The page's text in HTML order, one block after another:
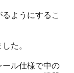
ようにするこ
た。
ル仕様で中の